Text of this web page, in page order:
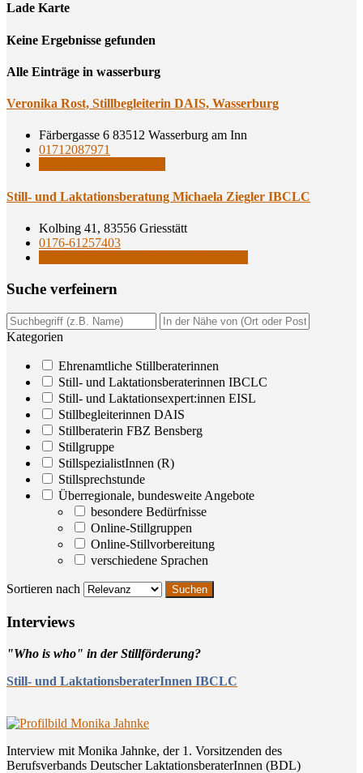
Lade Karte
Кeine Ergebnisse gefunden
Alle Einträge in wasserburg
Vero­ni­ka Rost, Still­be­glei­te­rin DAIS, Wasserburg
Färbergasse 6 83512 Wasserburg am Inn
01712087971
Still- und Lak­ta­ti­ons­be­ra­tung Michae­la Zieg­ler IBCLC
Kolbing 41, 83556 Griesstätt
0176-61257403
Suche ver­fei­nern
Kategorien
Ehrenamtliche Stillberaterinnen
Still- und Laktationsberaterinnen IBCLC
Still- und Laktationsexpert:innen EISL
Stillbegleiterinnen DAIS
Stillberaterin FBZ Bensberg
Stillgruppe
StillspezialistInnen (R)
Stillsprechstunde
Überregionale, bundesweite Angebote
besondere Bedürfnisse
Online-Stillgruppen
Online-Stillvorbereitung
verschiedene Sprachen
Sortieren nach
Inter­views
"Who is who" in der Stillförderung?
Still- und LaktationsberaterInnen IBCLC
Interview mit Monika Jahnke, der 1. Vorsitzenden des
Berufsverbands Deutscher LaktationsberaterInnen (BDL)